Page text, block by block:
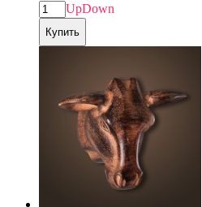
UpDown
Купить